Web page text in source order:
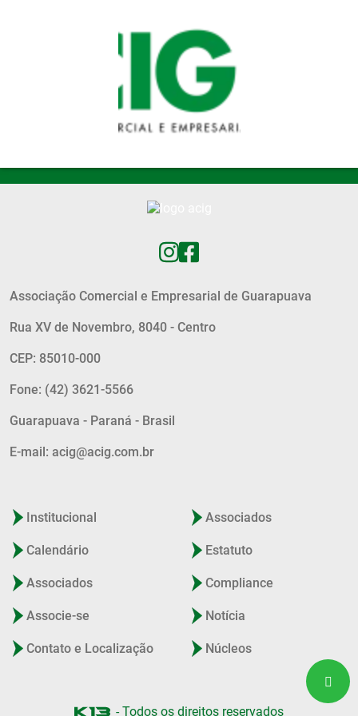
Associação Comercial e Empresarial de Guarapuava
Rua XV de Novembro, 8040 - Centro
CEP: 85010-000
Fone: (42) 3621-5566
Guarapuava - Paraná - Brasil
E-mail: acig@acig.com.br
Institucional
Calendário
Associados
Associe-se
Contato e Localização
Associados
Estatuto
Compliance
Notícia
Núcleos
- Todos os direitos reservados